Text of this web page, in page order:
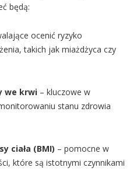
będą:
ocenić ryzyko
takich jak miażdżyca czy
we krwi – kluczowe w
stanu zdrowia
ciała (BMI) – pomocne w
które są istotnymi czynnikami